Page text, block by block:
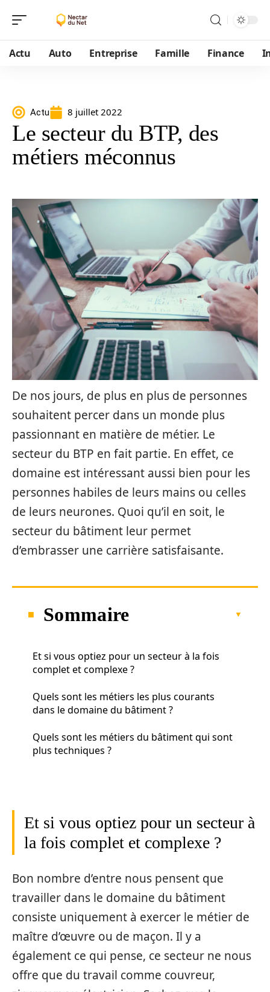
Actu Auto Entreprise Famille Finance
Actu 8 juillet 2022
Le secteur du BTP, des
métiers méconnus
De nos jours, de plus en plus de personnes
souhaitent percer dans un monde plus
passionnant en matière de métier. Le
secteur du BTP en fait partie. En effet, ce
domaine est intéressant aussi bien pour les
personnes habiles de leurs mains ou celles
de leurs neurones. Quoi qu’il en soit, le
secteur du bâtiment leur permet
d’embrasser une carrière satisfaisante.
Sommaire
Et si vous optiez pour un secteur à la fois
complet et complexe ?
Quels sont les métiers les plus courants
dans le domaine du bâtiment ?
Quels sont les métiers du bâtiment qui sont
plus techniques ?
Et si vous optiez pour un secteur à
la fois complet et complexe ?
Bon nombre d’entre nous pensent que
travailler dans le domaine du bâtiment
consiste uniquement à exercer le métier de
maître d’œuvre ou de maçon. Il y a
également ce qui pense, ce secteur ne nous
offre que du travail comme couvreur,